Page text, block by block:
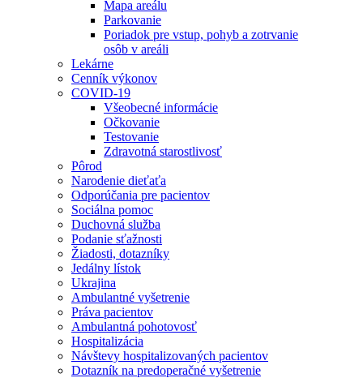
Mapa areálu
Parkovanie
Poriadok pre vstup, pohyb a zotrvanie
osôb v areáli
Lekárne
Cenník výkonov
COVID-19
Všeobecné informácie
Očkovanie
Testovanie
Zdravotná starostlivosť
Pôrod
Narodenie dieťaťa
Odporúčania pre pacientov
Sociálna pomoc
Duchovná služba
Podanie sťažnosti
Žiadosti, dotazníky
Jedálny lístok
Ukrajina
Ambulantné vyšetrenie
Práva pacientov
Ambulantná pohotovosť
Hospitalizácia
Návštevy hospitalizovaných pacientov
Dotazník na predoperačné vyšetrenie